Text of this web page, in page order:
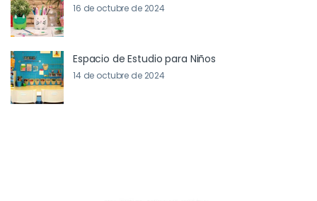
16 de octubre de 2024
Espacio de Estudio para Niños
14 de octubre de 2024